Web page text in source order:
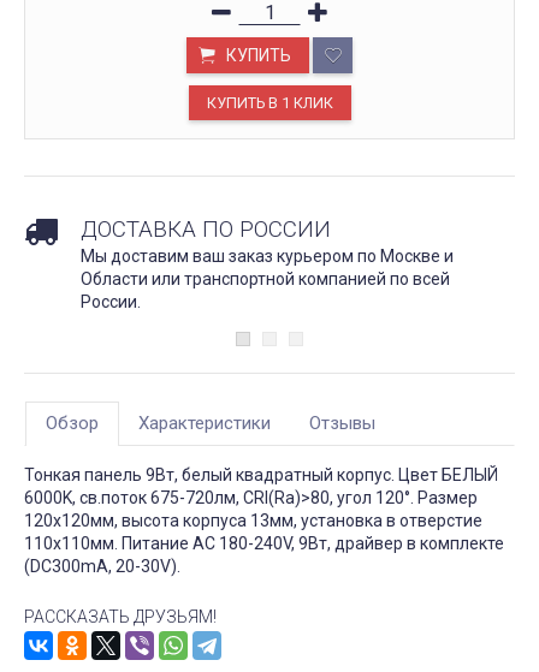
КУПИТЬ
ДОСТАВКА ПО РОССИИ
Мы доставим ваш заказ курьером по Москве и
Области или транспортной компанией по всей
России.
Обзор Характеристики Отзывы
Тонкая панель 9Вт, белый квадратный корпус. Цвет БЕЛЫЙ
6000K, св.поток 675-720лм, CRI(Ra)>80, угол 120°. Размер
120x120мм, высота корпуса 13мм, установка в отверстие
110x110мм. Питание AC 180-240V, 9Вт, драйвер в комплекте
(DC300mA, 20-30V).
РАССКАЗАТЬ ДРУЗЬЯМ!